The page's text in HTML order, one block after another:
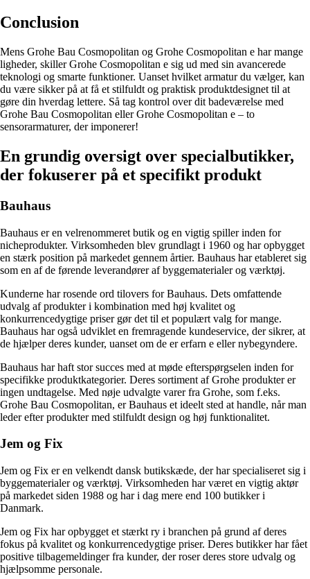
Conclusion
Mens Grohe Bau Cosmopolitan og Grohe Cosmopolitan e har mange
ligheder, skiller Grohe Cosmopolitan e sig ud med sin avancerede
teknologi og smarte funktioner. Uanset hvilket armatur du vælger, kan
du være sikker på at få et stilfuldt og praktisk produktdesignet til at
gøre din hverdag lettere. Så tag kontrol over dit badeværelse med
Grohe Bau Cosmopolitan eller Grohe Cosmopolitan e – to
sensorarmaturer, der imponerer!
En grundig oversigt over specialbutikker,
der fokuserer på et specifikt produkt
Bauhaus
Bauhaus er en velrenommeret butik og en vigtig spiller inden for
nicheprodukter. Virksomheden blev grundlagt i 1960 og har opbygget
en stærk position på markedet gennem årtier. Bauhaus har etableret sig
som en af de førende leverandører af byggematerialer og værktøj.
Kunderne har rosende ord tilovers for Bauhaus. Dets omfattende
udvalg af produkter i kombination med høj kvalitet og
konkurrencedygtige priser gør det til et populært valg for mange.
Bauhaus har også udviklet en fremragende kundeservice, der sikrer, at
de hjælper deres kunder, uanset om de er erfarn e eller nybegyndere.
Bauhaus har haft stor succes med at møde efterspørgselen inden for
specifikke produktkategorier. Deres sortiment af Grohe produkter er
ingen undtagelse. Med nøje udvalgte varer fra Grohe, som f.eks.
Grohe Bau Cosmopolitan, er Bauhaus et ideelt sted at handle, når man
leder efter produkter med stilfuldt design og høj funktionalitet.
Jem og Fix
Jem og Fix er en velkendt dansk butikskæde, der har specialiseret sig i
byggematerialer og værktøj. Virksomheden har været en vigtig aktør
på markedet siden 1988 og har i dag mere end 100 butikker i
Danmark.
Jem og Fix har opbygget et stærkt ry i branchen på grund af deres
fokus på kvalitet og konkurrencedygtige priser. Deres butikker har fået
positive tilbagemeldinger fra kunder, der roser deres store udvalg og
hjælpsomme personale.